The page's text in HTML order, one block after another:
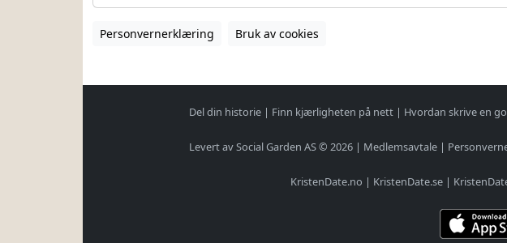
Del din historie | Finn kjærligheten på nett | Hvordan skrive en
Levert av Social Garden AS © 2026 | Medlemsavtale |
KristenDate.no | KristenDate.se|